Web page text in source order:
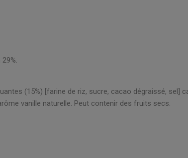
(15%) [farine de riz, sucre, cacao dégraissé,
vanille naturelle. Peut contenir des fruits secs.